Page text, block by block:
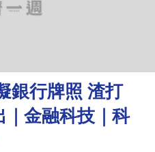
銀行牌照 渣打
金融科技｜科